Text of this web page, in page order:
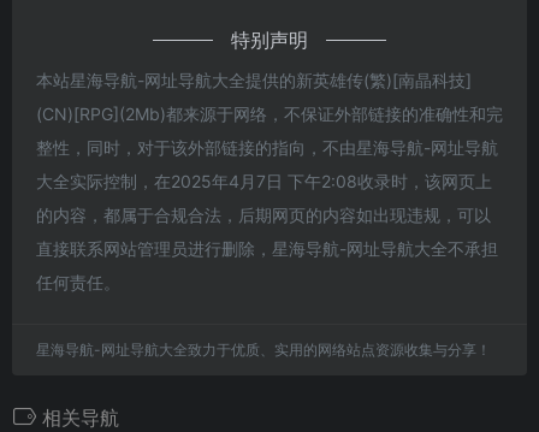
特别声明
本站星海导航-网址导航大全提供的新英雄传(繁)[南晶科技]
(CN)[RPG](2Mb)都来源于网络，不保证外部链接的准确性和完
整性，同时，对于该外部链接的指向，不由星海导航-网址导航
大全实际控制，在2025年4月7日 下午2:08收录时，该网页上
的内容，都属于合规合法，后期网页的内容如出现违规，可以
直接联系网站管理员进行删除，星海导航-网址导航大全不承担
任何责任。
星海导航-网址导航大全致力于优质、实用的网络站点资源收集与分享！
相关导航